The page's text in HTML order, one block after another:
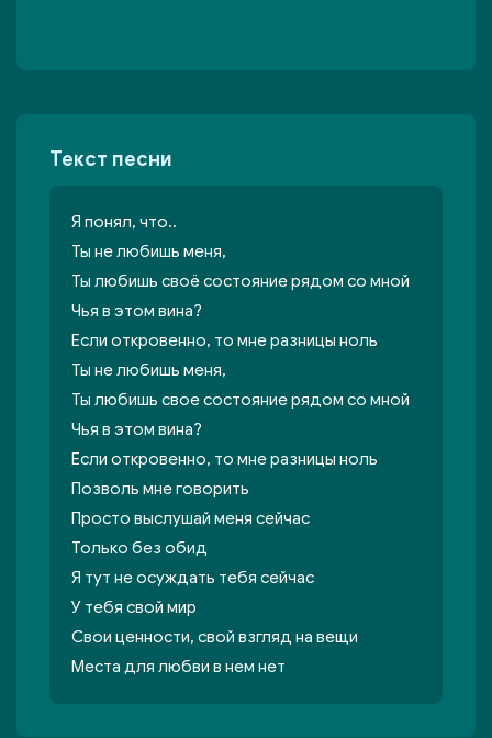
Текст песни
Я понял, что..
Ты не любишь меня,
Ты любишь своё состояние рядом со мной
Чья в этом вина?
Если откровенно, то мне разницы ноль
Ты не любишь меня,
Ты любишь свое состояние рядом со мной
Чья в этом вина?
Если откровенно, то мне разницы ноль
Позволь мне говорить
Просто выслушай меня сейчас
Только без обид
Я тут не осуждать тебя сейчас
У тебя свой мир
Свои ценности, свой взгляд на вещи
Места для любви в нем нет